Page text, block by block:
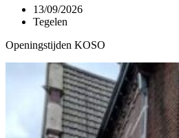
13/09/2026
Tegelen
Openingstijden KOSO